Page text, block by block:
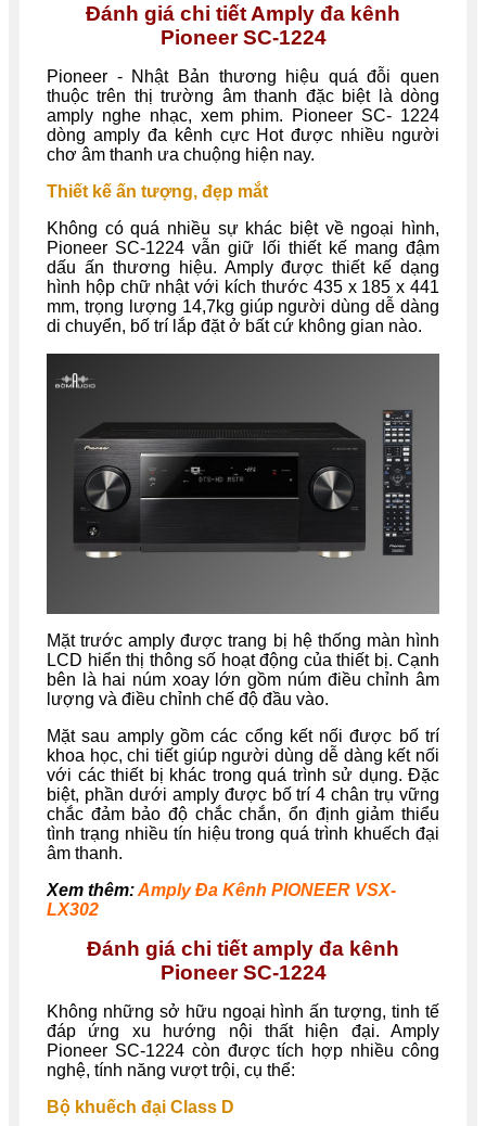
Đánh giá chi tiết Amply đa kênh
Pioneer SC-1224
Pioneer - Nhật Bản thương hiệu quá đỗi quen
thuộc trên thị trường âm thanh đặc biệt là dòng
amply nghe nhạc, xem phim. Pioneer SC- 1224
dòng amply đa kênh cực Hot được nhiều người
chơ âm thanh ưa chuộng hiện nay.
Thiết kế ấn tượng, đẹp mắt
Không có quá nhiều sự khác biệt về ngoại hình,
Pioneer SC-1224 vẫn giữ lối thiết kế mang đậm
dấu ấn thương hiệu. Amply được thiết kế dạng
hình hộp chữ nhật với kích thước 435 x 185 x 441
mm, trọng lượng 14,7kg giúp người dùng dễ dàng
di chuyển, bố trí lắp đặt ở bất cứ không gian nào.
Mặt trước amply được trang bị hệ thống màn hình
LCD hiển thị thông số hoạt động của thiết bị. Cạnh
bên là hai núm xoay lớn gồm núm điều chỉnh âm
lượng và điều chỉnh chế độ đầu vào.
Mặt sau amply gồm các cổng kết nối được bố trí
khoa học, chi tiết giúp người dùng dễ dàng kết nối
với các thiết bị khác trong quá trình sử dụng. Đặc
biệt, phần dưới amply được bố trí 4 chân trụ vững
chắc đảm bảo độ chắc chắn, ổn định giảm thiểu
tình trạng nhiều tín hiệu trong quá trình khuếch đại
âm thanh.
Xem thêm:Amply Đa Kênh PIONEER VSX-
LX302
Đánh giá chi tiết amply đa kênh
Pioneer SC-1224
Không những sở hữu ngoại hình ấn tượng, tinh tế
đáp ứng xu hướng nội thất hiện đại. Amply
Pioneer SC-1224 còn được tích hợp nhiều công
nghệ, tính năng vượt trội, cụ thể:
Bộ khuếch đại Class D